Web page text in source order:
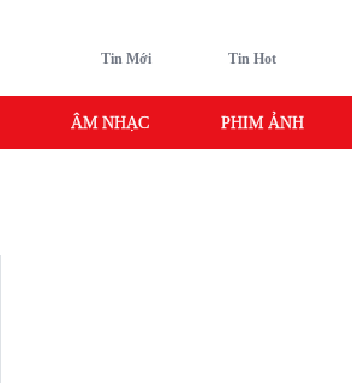
Tin Mới Tin Hot
ÂM NHẠC PHIM ẢNH